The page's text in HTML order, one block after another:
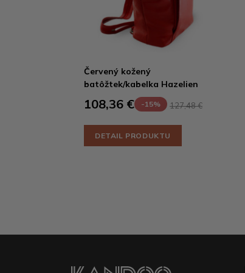
Červený kožený
batôžtek/kabelka Hazelien
108,36 € -15% 127,48 €
DETAIL PRODUKTU